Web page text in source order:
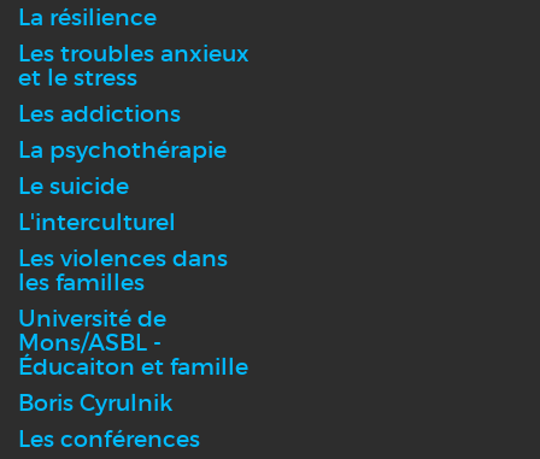
La résilience
Les troubles anxieux
et le stress
Les addictions
La psychothérapie
Le suicide
L'interculturel
Les violences dans
les familles
Université de
Mons/ASBL -
Éducaiton et famille
Boris Cyrulnik
Les conférences